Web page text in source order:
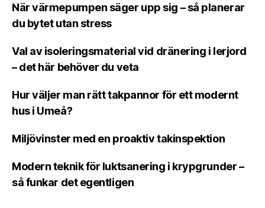
När värmepumpen säger upp sig – så planerar
du bytet utan stress
Val av isoleringsmaterial vid dränering i lerjord
– det här behöver du veta
Hur väljer man rätt takpannor för ett modernt
hus i Umeå?
Miljövinster med en proaktiv takinspektion
Modern teknik för luktsanering i krypgrunder –
så funkar det egentligen